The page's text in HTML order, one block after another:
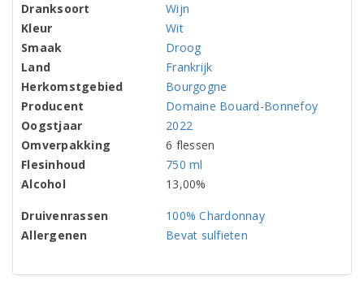
Dranksoort
Wijn
Kleur
Wit
Smaak
Droog
Land
Frankrijk
Herkomstgebied
Bourgogne
Producent
Domaine Bouard-Bonnefoy
Oogstjaar
2022
Omverpakking
6 flessen
Flesinhoud
750 ml
Alcohol
13,00%
Druivenrassen
100% Chardonnay
Allergenen
Bevat sulfieten